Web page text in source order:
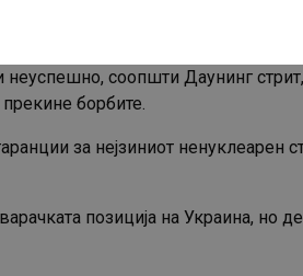
соопшти Даунинг
прекине борбите.
за нејзиниот
позиција на Украина,